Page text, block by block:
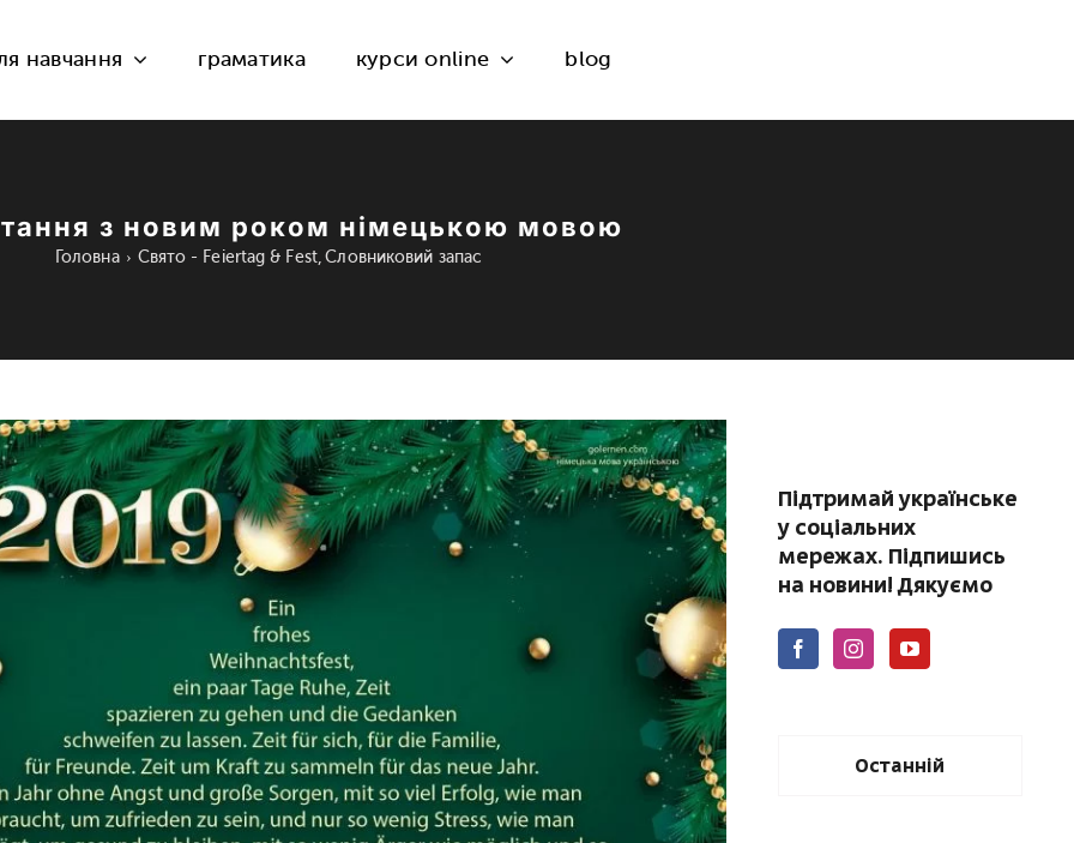
навчання граматика курси online blog
з новим роком німецькою мовою
Головна Свято - Feiertag & Fest Словниковий запас
Підтримай українське
у соціальних
мережах. Підпишись
на новини! Дякуємо
Останній